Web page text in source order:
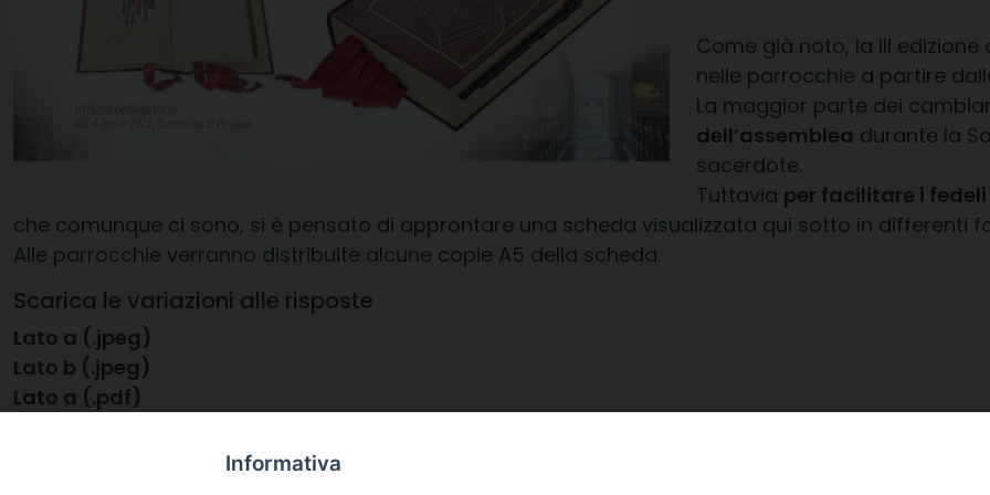
Come già noto, la III
nelle parrocchie a partire
La maggior parte dei
dell’assemblea durante la
sacerdote.
Tuttavia per facilitare i fedeli
che comunque ci sono, si è pensato di approntare una scheda visualizzata qui sotto in differenti
Alle parrocchie verranno distribuite alcune copie A5 della scheda.
Scarica le variazioni alle risposte
Lato a (.jpeg)
Lato b (.jpeg)
Lato a (.pdf)
Informativa